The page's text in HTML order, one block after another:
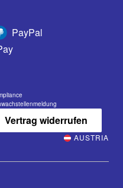
PayPal
Vertrag widerrufen
AUSTRIA